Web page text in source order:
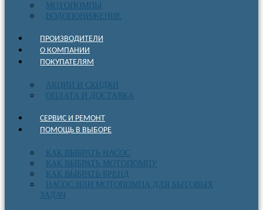
МОТОПОМПЫ
ВОДОПОНИЖЕНИЕ
ПРОИЗВОДИТЕЛИ
О КОМПАНИИ
ПОКУПАТЕЛЯМ
АКЦИИ И СКИДКИ
ОПЛАТА И ДОСТАВКА
СЕРВИС И РЕМОНТ
ПОМОЩЬ В ВЫБОРЕ
КАК ВЫБРАТЬ НАСОС
КАК ВЫБРАТЬ МОТОПОМПУ
КАК ВЫБРАТЬ БРЕНД
НАСОС ИЛИ МОТОПОМПА ДЛЯ БЫТОВЫХ
ЗАДАЧ